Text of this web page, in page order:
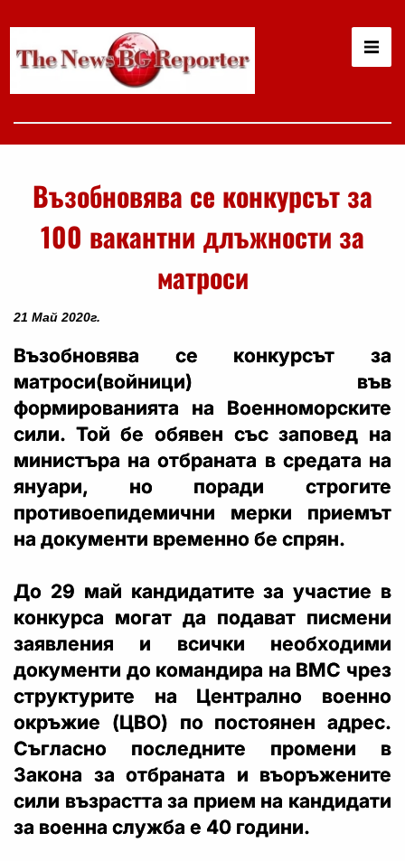
Възобновява се конкурсът за
100 вакантни длъжности за
матроси
21 Май 2020г.
Възобновява се конкурсът за
матроси(войници) във
формированията на Военноморските
сили. Той бе обявен със заповед на
министъра на отбраната в средата на
януари, но поради строгите
противоепидемични мерки приемът
на документи временно бе спрян.
До 29 май кандидатите за участие в
конкурса могат да подават писмени
заявления и всички необходими
документи до командира на ВМС чрез
структурите на Централно военно
окръжие (ЦВО) по постоянен адрес.
Съгласно последните промени в
Закона за отбраната и въоръжените
сили възрастта за прием на кандидати
за военна служба е 40 години.